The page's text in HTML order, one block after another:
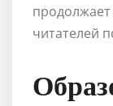
продолжает
читателей